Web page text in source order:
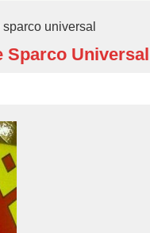
MGK Mega
MGK Mega
universal
Sparco Universal